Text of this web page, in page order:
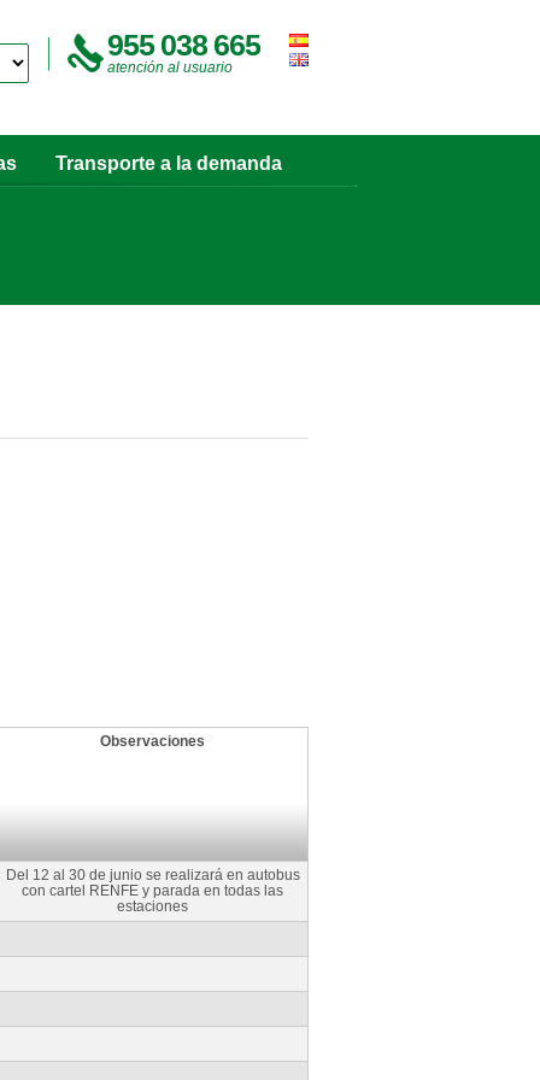
955 038 665
atención al usuario
Transporte a la demanda
Observaciones
Del 12 al 30 de junio se realizará en autobus
con cartel RENFE y parada en todas las
estaciones